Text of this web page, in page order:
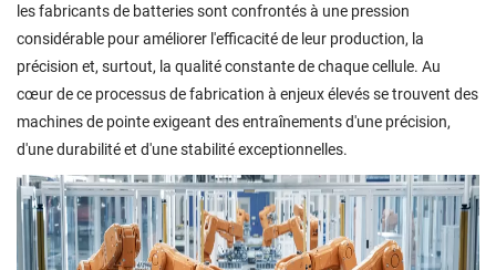
les fabricants de batteries sont confrontés à une pression
considérable pour améliorer l'efficacité de leur production, la
précision et, surtout, la qualité constante de chaque cellule. Au
cœur de ce processus de fabrication à enjeux élevés se trouvent des
machines de pointe exigeant des entraînements d'une précision,
d'une durabilité et d'une stabilité exceptionnelles.